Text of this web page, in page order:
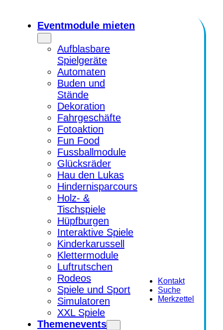
Eventmodule mieten
Aufblasbare
Spielgeräte
Automaten
Buden und
Stände
Dekoration
Fahrgeschäfte
Fotoaktion
Fun Food
Fussballmodule
Glücksräder
Hau den Lukas
Hindernisparcours
Holz- &
Tischspiele
Hüpfburgen
Interaktive Spiele
Kinderkarussell
Klettermodule
Luftrutschen
Rodeos
Spiele und Sport
Simulatoren
XXL Spiele
Themenevents
Kontakt
Suche
Merkzettel